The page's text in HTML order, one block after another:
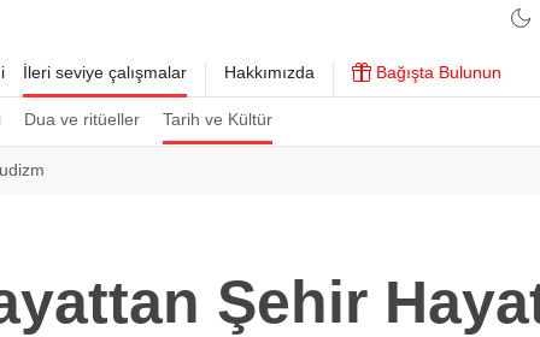
İleri seviye çalışmalar
Dua ve ritüeller Tarih ve Kültür
Hakkımızda Bağışta Bulunun
Şehir